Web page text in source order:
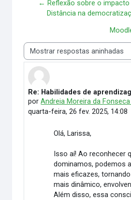
← Reflexão sobre o impacto
Distância na
Modo de visualização
Re: Habilidades de
porAndreia Moreira da
quarta-feira, 26 fev. 2025, 14:08
Número de respostas: 0
Olá, Larissa,
Isso aí! Ao reconhecer
dominamos, podemos
mais eficazes,
mais dinâmico,
Além disso, essa